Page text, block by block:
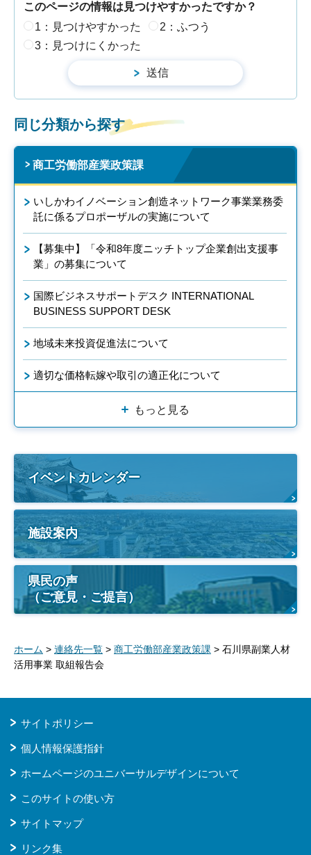
このページの情報は見つけやすかったですか？
1：見つけやすかった
2：ふつう
3：見つけにくかった
同じ分類から探す
商工労働部産業政策課
いしかわイノベーション創造ネットワーク事業業務委
託に係るプロポーザルの実施について
【募集中】「令和8年度ニッチトップ企業創出支援事
業」の募集について
国際ビジネスサポートデスク INTERNATIONAL
BUSINESS SUPPORT DESK
地域未来投資促進法について
適切な価格転嫁や取引の適正化について
もっと見る
イベントカレンダー
施設案内
県民の声
（ご意見・ご提言）
ホーム > 連絡先一覧 > 商工労働部産業政策課 > 石川県副業人材
活用事業 取組報告会
サイトポリシー
個人情報保護指針
ホームページのユニバーサルデザインについて
このサイトの使い方
サイトマップ
リンク集